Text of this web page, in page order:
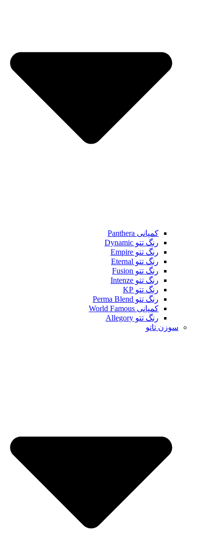
کمپانی Panthera
رنگ تتو Dynamic
رنگ تتو Empire
رنگ تتو Eternal
رنگ تتو Fusion
رنگ تتو Intenze
رنگ تتو KP
رنگ تتو Perma Blend
کمپانی World Famous
رنگ تتو Allegory
سوزن تاتو